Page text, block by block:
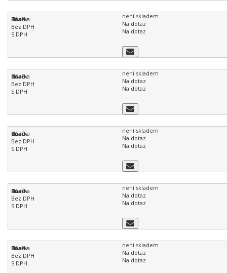
není skladem
Na dotaz
Na dotaz
není skladem
Na dotaz
Na dotaz
není skladem
Na dotaz
Na dotaz
není skladem
Na dotaz
Na dotaz
není skladem
Na dotaz
Na dotaz